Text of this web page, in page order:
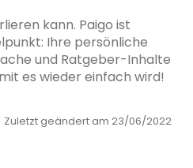
kann. Paigo ist
Ihre persönliche
und Ratgeber-Inhalte
es wieder einfach wird!
Zuletzt geändert am 23/06/2022